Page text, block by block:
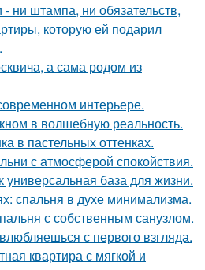
ни штампа, ни обязательств,
которую ей подарил
а сама родом из
интерьере.
в волшебную реальность.
в пастельных оттенках.
с атмосферой спокойствия.
универсальная база для жизни.
спальня в духе минимализма.
с собственным санузлом.
с первого взгляда.
квартира с мягкой и